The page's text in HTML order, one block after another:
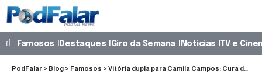
Famosos Destaques Giro da Semana Notícias TV e
PodFalar > Blog > Famosos > Vitória dupla para Camila Campos: Cura do câncer de mama e mais um aniversário para celebrar